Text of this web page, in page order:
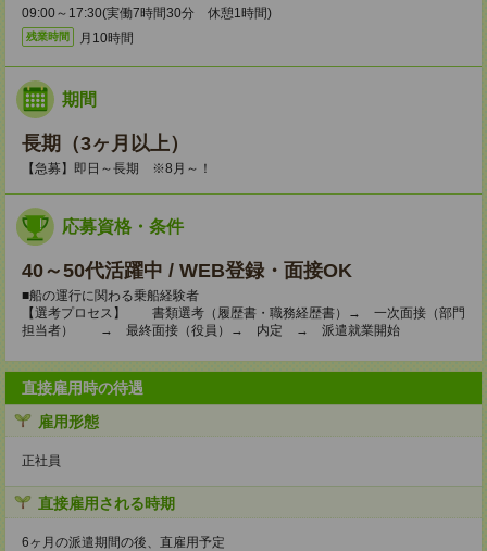
09:00～17:30(実働7時間30分 休憩1時間)
残業時間 月10時間
期間
長期（3ヶ月以上）
【急募】即日～長期 ※8月～！
応募資格・条件
40～50代活躍中 / WEB登録・面接OK
■船の運行に関わる乗船経験者
【選考プロセス】 書類選考（履歴書・職務経歴書）→ 一次面接（部門
担当者） → 最終面接（役員）→ 内定 → 派遣就業開始
直接雇用時の待遇
雇用形態
正社員
直接雇用される時期
6ヶ月の派遣期間の後、直雇用予定